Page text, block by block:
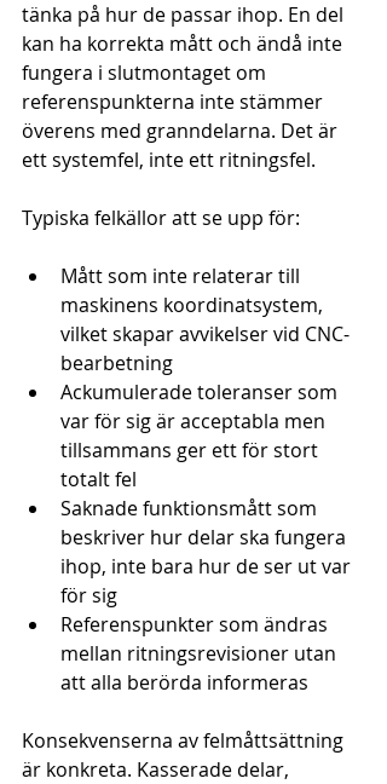
tänka på hur de passar ihop. En del
kan ha korrekta mått och ändå inte
fungera i slutmontaget om
referenspunkterna inte stämmer
överens med granndelarna. Det är
ett systemfel, inte ett ritningsfel.
Typiska felkällor att se upp för:
Mått som inte relaterar till
maskinens koordinatsystem,
vilket skapar avvikelser vid CNC-
bearbetning
Ackumulerade toleranser som
var för sig är acceptabla men
tillsammans ger ett för stort
totalt fel
Saknade funktionsmått som
beskriver hur delar ska fungera
ihop, inte bara hur de ser ut var
för sig
Referenspunkter som ändras
mellan ritningsrevisioner utan
att alla berörda informeras
Konsekvenserna av felmåttsättning
är konkreta. Kasserade delar,